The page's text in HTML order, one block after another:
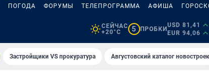
ПОГОДА ФОРУМЫ ТЕЛЕПРОГРАММА АФИША
СЕЙЧАС
+20°C
5 ПРОБКИ
USD 81,41
EUR 94,06
Застройщики VS прокуратура Августовский каталог новостроек